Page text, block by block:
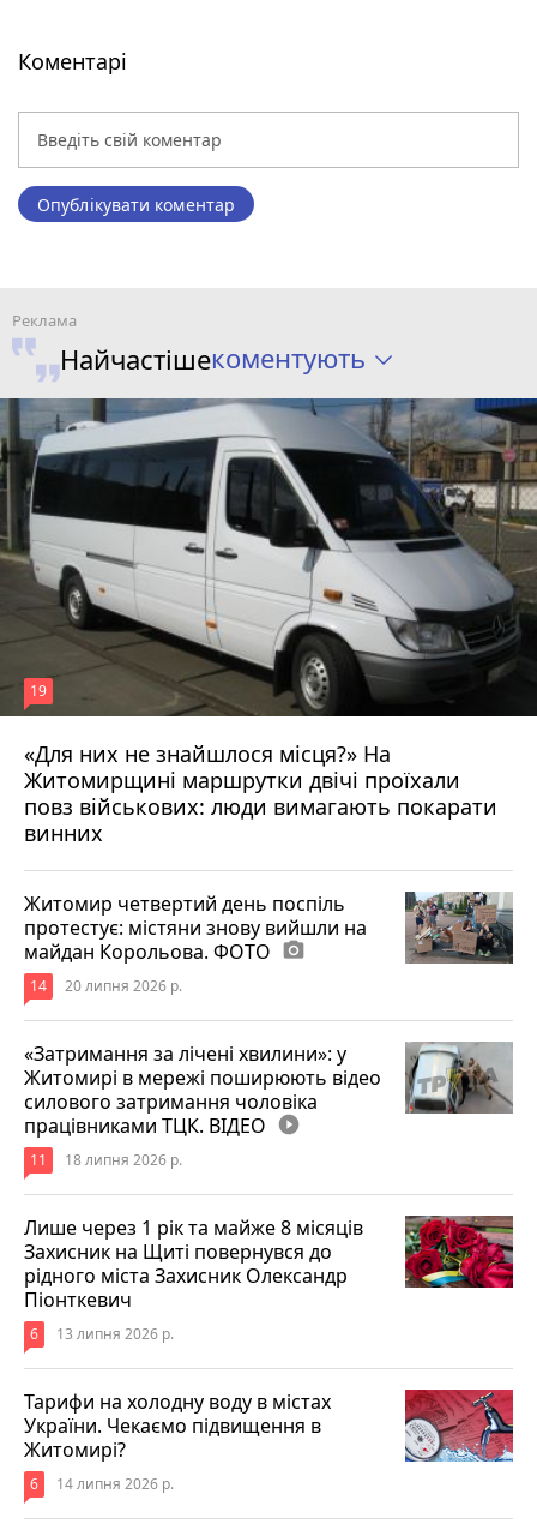
Коментарі
Опублікувати коментар
Найчастішекоментують
«Для них не знайшлося місця?» На
Житомирщині маршрутки двічі проїхали
повз військових: люди вимагають покарати
винних
19
17 липня 2026 р.
Житомир четвертий день поспіль
протестує: містяни знову вийшли на
майдан Корольова. ФОТО photo_camera
14 20 липня 2026 р.
«Затримання за лічені хвилини»: у
Житомирі в мережі поширюють відео
силового затримання чоловіка
працівниками ТЦК. ВІДЕО play_circle_filled
11 18 липня 2026 р.
Лише через 1 рік та майже 8 місяців
Захисник на Щиті повернувся до
рідного міста Захисник Олександр
Піонткевич
6 13 липня 2026 р.
Тарифи на холодну воду в містах
України. Чекаємо підвищення в
Житомирі?
6 14 липня 2026 р.